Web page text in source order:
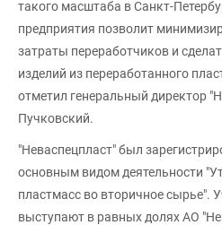
такого масштаба в Санкт-
предприятия позволит
затраты переработчиков и
изделий из переработанного
отметил генеральный директор
Пучковский.
"Неваспецпласт" был
основным видом деятельности
пластмасс во вторичное сырье".
выступают в равных долях АО